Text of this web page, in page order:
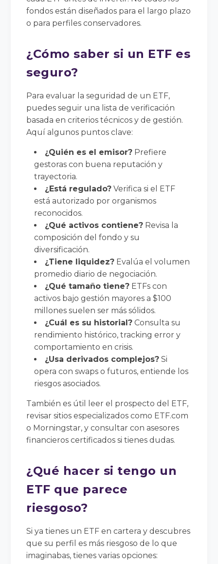
fondos están diseñados para el largo plazo
o para perfiles conservadores.
¿Cómo saber si un ETF es
seguro?
Para evaluar la seguridad de un ETF,
puedes seguir una lista de verificación
basada en criterios técnicos y de gestión.
Aquí algunos puntos clave:
¿Quién es el emisor? Prefiere
gestoras con buena reputación y
trayectoria.
¿Está regulado? Verifica si el ETF
está autorizado por organismos
reconocidos.
¿Qué activos contiene? Revisa la
composición del fondo y su
diversificación.
¿Tiene liquidez? Evalúa el volumen
promedio diario de negociación.
¿Qué tamaño tiene? ETFs con
activos bajo gestión mayores a $100
millones suelen ser más sólidos.
¿Cuál es su historial? Consulta su
rendimiento histórico, tracking error y
comportamiento en crisis.
¿Usa derivados complejos? Si
opera con swaps o futuros, entiende los
riesgos asociados.
También es útil leer el prospecto del ETF,
revisar sitios especializados como ETF.com
o Morningstar, y consultar con asesores
financieros certificados si tienes dudas.
¿Qué hacer si tengo un
ETF que parece
riesgoso?
Si ya tienes un ETF en cartera y descubres
que su perfil es más riesgoso de lo que
imaginabas, tienes varias opciones: